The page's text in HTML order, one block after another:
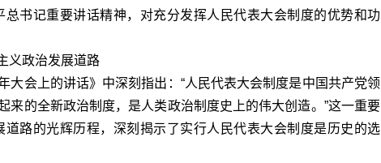
书记重要讲话精神，对充分发挥人民代表大会制度的优势和功
义政治发展道路
会上的讲话》中深刻指出：“人民代表大会制度是中国共产党领
的全新政治制度，是人类政治制度史上的伟大创造。”这一重要
路的光辉历程，深刻揭示了实行人民代表大会制度是历史的选